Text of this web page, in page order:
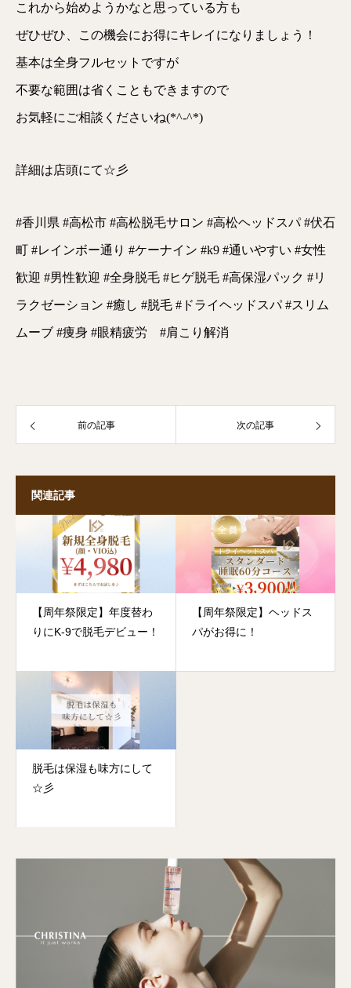
これから始めようかなと思っている方も
ぜひぜひ、この機会にお得にキレイになりましょう！
基本は全身フルセットですが
不要な範囲は省くこともできますので
お気軽にご相談くださいね(*^-^*)
詳細は店頭にて☆彡
#香川県 #高松市 #高松脱毛サロン #高松ヘッドスパ #伏石
町 #レインボー通り #ケーナイン #k9 #通いやすい #女性
歓迎 #男性歓迎 #全身脱毛 #ヒゲ脱毛 #高保湿パック #リ
ラクゼーション #癒し #脱毛 #ドライヘッドスパ #スリム
ムーブ #痩身 #眼精疲労 #肩こり解消
前の記事 次の記事
関連記事
【周年祭限定】年度替わ
りにK-9で脱毛デビュー！
【周年祭限定】ヘッドス
パがお得に！
脱毛は保湿も味方にして
☆彡